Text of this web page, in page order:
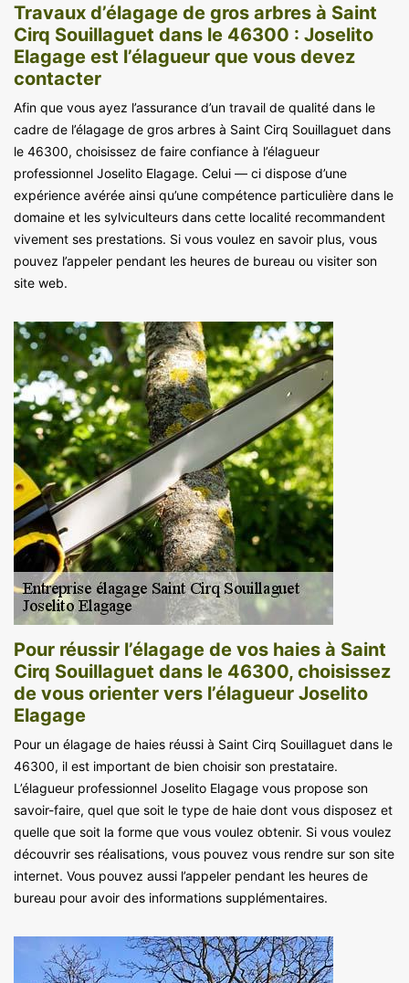
Travaux d’élagage de gros arbres à Saint
Cirq Souillaguet dans le 46300 : Joselito
Elagage est l’élagueur que vous devez
contacter
Afin que vous ayez l’assurance d’un travail de qualité dans le
cadre de l’élagage de gros arbres à Saint Cirq Souillaguet dans
le 46300, choisissez de faire confiance à l’élagueur
professionnel Joselito Elagage. Celui — ci dispose d’une
expérience avérée ainsi qu’une compétence particulière dans le
domaine et les sylviculteurs dans cette localité recommandent
vivement ses prestations. Si vous voulez en savoir plus, vous
pouvez l’appeler pendant les heures de bureau ou visiter son
site web.
Pour réussir l’élagage de vos haies à Saint
Cirq Souillaguet dans le 46300, choisissez
de vous orienter vers l’élagueur Joselito
Elagage
Pour un élagage de haies réussi à Saint Cirq Souillaguet dans le
46300, il est important de bien choisir son prestataire.
L’élagueur professionnel Joselito Elagage vous propose son
savoir-faire, quel que soit le type de haie dont vous disposez et
quelle que soit la forme que vous voulez obtenir. Si vous voulez
découvrir ses réalisations, vous pouvez vous rendre sur son site
internet. Vous pouvez aussi l’appeler pendant les heures de
bureau pour avoir des informations supplémentaires.